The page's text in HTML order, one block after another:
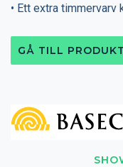
• Ett extra timmervarv
GÅ TILL